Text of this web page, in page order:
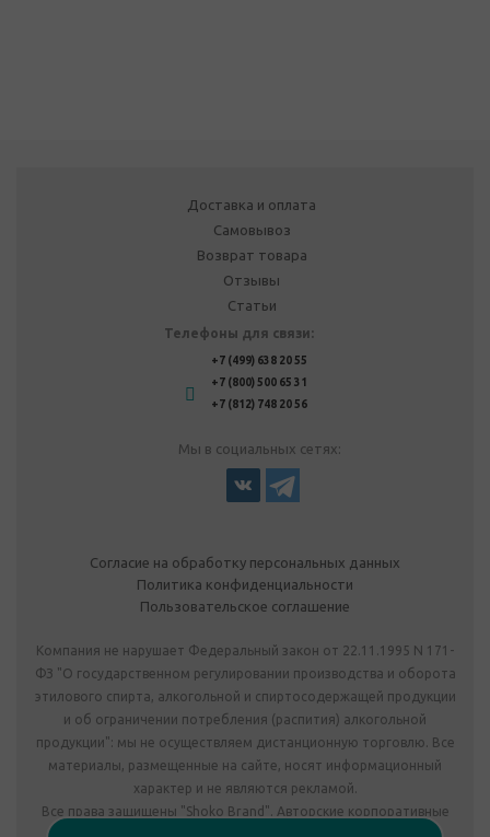
Доставка и оплата
Самовывоз
Возврат товара
Отзывы
Статьи
Телефоны для связи:
+7 (499) 638 20 55
+7 (800) 500 65 31
+7 (812) 748 20 56
Мы в социальных сетях:
Согласие на обработку персональных данных
Политика конфиденциальности
Пользовательское соглашение
Компания не нарушает Федеральный закон от 22.11.1995 N 171-
ФЗ "О государственном регулировании производства и оборота
этилового спирта, алкогольной и спиртосодержащей продукции
и об ограничении потребления (распития) алкогольной
продукции": мы не осуществляем дистанционную торговлю. Все
материалы, размещенные на сайте, носят информационный
характер и не являются рекламой.
Все права защищены "Shoko Brand". Авторские корпоративные